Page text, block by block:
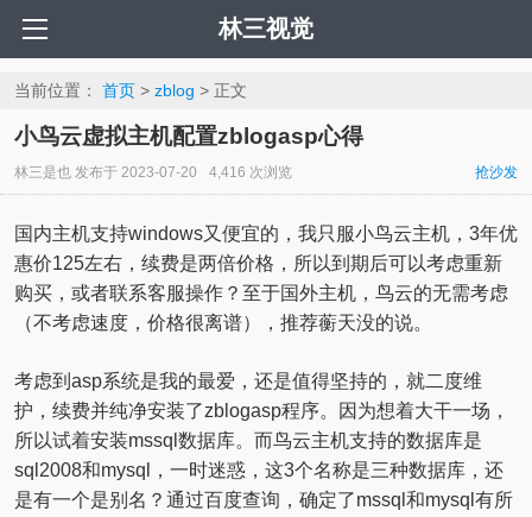
林三视觉
当前位置： 首页> zblog > 正文
小鸟云虚拟主机配置zblogasp心得
林三是也发布于 2023-07-20 4,416 次浏览 抢沙发
国内主机支持windows又便宜的，我只服小鸟云主机，3年优
惠价125左右，续费是两倍价格，所以到期后可以考虑重新
购买，或者联系客服操作？至于国外主机，鸟云的无需考虑
（不考虑速度，价格很离谱），推荐蘅天没的说。
考虑到asp系统是我的最爱，还是值得坚持的，就二度维
护，续费并纯净安装了zblogasp程序。因为想着大干一场，
所以试着安装mssql数据库。而鸟云主机支持的数据库是
sql2008和mysql，一时迷惑，这3个名称是三种数据库，还
是有一个是别名？通过百度查询，确定了mssql和mysql有所